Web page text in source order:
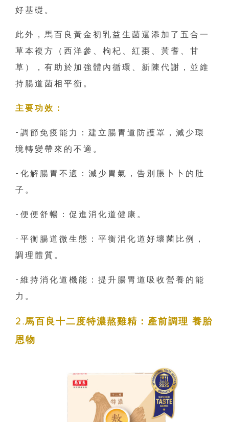
好基礎。
此外，馬百良黃金初乳益生菌還添加了五合一
草本複方（西洋參、枸杞、紅棗、黃耆、甘
草），有助於加強體內循環、新陳代謝，並維
持腸道菌相平衡。
主要功效：
-調節免疫能力：建立腸胃道防護罩，減少環
境轉變帶來的不適。
-化解腸胃不適：減少胃氣，告別脹卜卜的肚
子。
-便便舒暢：促進消化道健康。
-平衡腸道微生態：平衡消化道好壞菌比例，
調理體質。
-維持消化道機能：提升腸胃道吸收營養的能
力。
2.馬百良十二度特濃熬雞精：產前調理 養胎
恩物